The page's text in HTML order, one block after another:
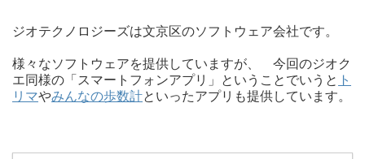
ジオテクノロジーズは文京区のソフトウェア会社です。
様々なソフトウェアを提供していますが、 今回のジオク
エ同様の「スマートフォンアプリ」ということでいうと ト
リマやみんなの歩数計といったアプリも提供しています。